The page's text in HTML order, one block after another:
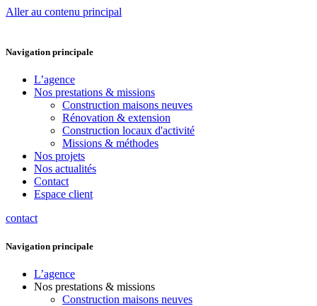
Aller au contenu principal
Navigation principale
L’agence
Nos prestations & missions
Construction maisons neuves
Rénovation & extension
Construction locaux d'activité
Missions & méthodes
Nos projets
Nos actualités
Contact
Espace client
contact
Navigation principale
L’agence
Nos prestations & missions
Construction maisons neuves